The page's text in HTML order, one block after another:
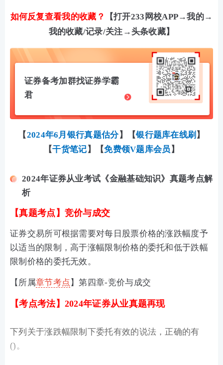
如何反复查看我的收藏？
【打开233网校APP→我的→
我的收藏/记录/关注→头条收藏】
证券备考加群找证券学霸
君
【2024年6月银行真题估分 】 【银行题库在线刷 】
【干货笔记 】 【免费领V题库会员 】
2024年证券从业考试《金融基础知识》真题考点解
析
【真题考点】 竞价与成交
证券交易所可根据需要对每日股票价格的涨跌幅度予
以适当的限制，高于涨幅限制价格的委托和低于跌幅
限制价格的委托无效。
【所属章节考点 】第四章-竞价与成交
【考点考法】2024年证券从业真题再现
下列关于涨跌幅限制下委托有效的说法，正确的有
()。